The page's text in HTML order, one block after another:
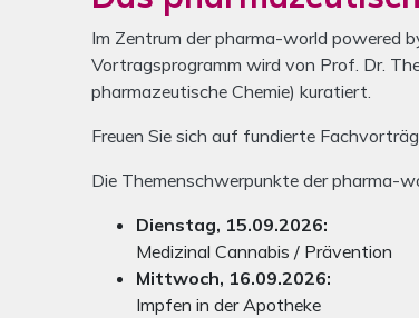
Im Zentrum der pharma-world powered
Vortragsprogramm wird von Prof. Dr.
pharmazeutische Chemie) kuratiert.
Freuen Sie sich auf fundierte
Die Themenschwerpunkte der pharma-
Dienstag, 15.09.2026:
Medizinal Cannabis / Prävention
Mittwoch, 16.09.2026:
Impfen in der Apotheke